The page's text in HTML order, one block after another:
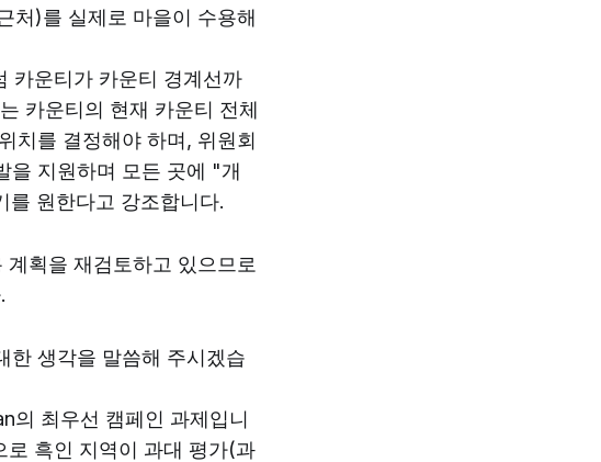
처)를 실제로 마을이 수용해
카운티가 카운티 경계선까
카운티의 현재 카운티 전체
치를 결정해야 하며, 위원회
을 지원하며 모든 곳에 "개
를 원한다고 강조합니다.
획을 재검토하고 있으므로
한 생각을 말씀해 주시겠습
의 최우선 캠페인 과제입니
흑인 지역이 과대 평가(과